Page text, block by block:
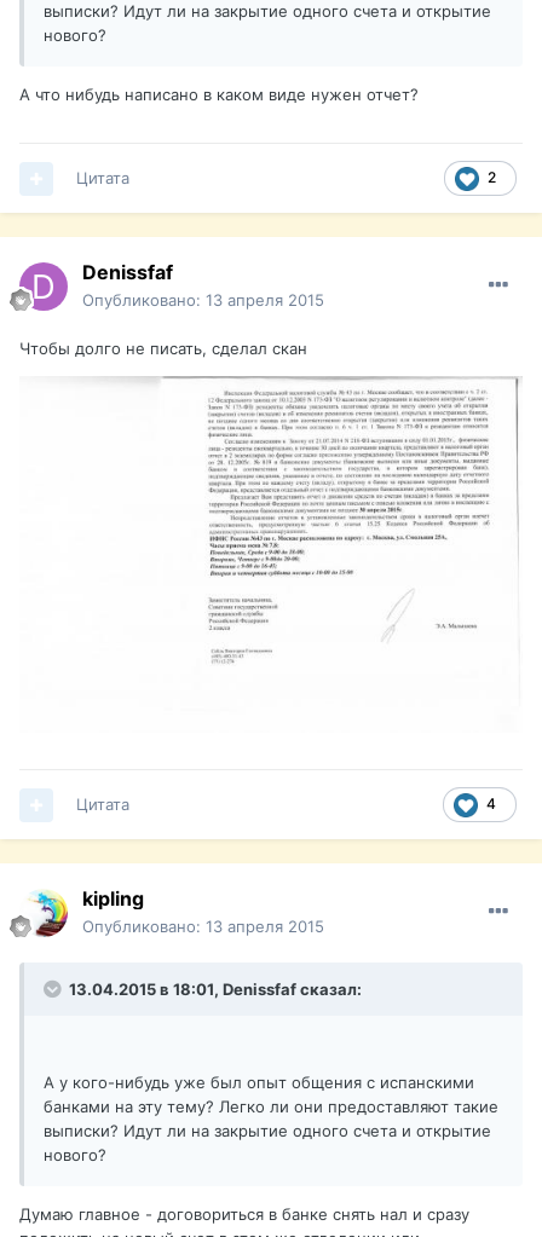
выписки? Идут ли на закрытие одного счета и открытие
нового?
А что нибудь написано в каком виде нужен отчет?
2
Цитата
Denissfaf
Опубликовано: 13 апреля 2015
Чтобы долго не писать, сделал скан
4
Цитата
kipling
Опубликовано: 13 апреля 2015
13.04.2015 в 18:01, Denissfaf сказал:
А у кого-нибудь уже был опыт общения с испанскими
банками на эту тему? Легко ли они предоставляют такие
выписки? Идут ли на закрытие одного счета и открытие
нового?
Думаю главное - договориться в банке снять нал и сразу